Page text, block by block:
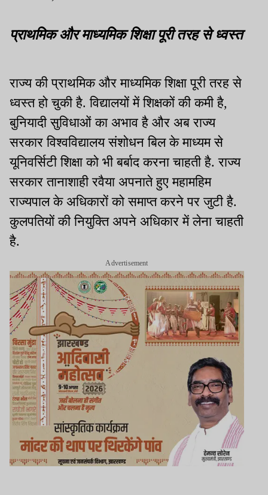
प्राथमिक और माध्यमिक शिक्षा पूरी तरह से ध्वस्त
राज्य की प्राथमिक और माध्यमिक शिक्षा पूरी तरह से
ध्वस्त हो चुकी है. विद्यालयों में शिक्षकों की कमी है,
बुनियादी सुविधाओं का अभाव है और अब राज्य
सरकार विश्वविद्यालय संशोधन बिल के माध्यम से
यूनिवर्सिटी शिक्षा को भी बर्बाद करना चाहती है. राज्य
सरकार तानाशाही रवैया अपनाते हुए महामहिम
राज्यपाल के अधिकारों को समाप्त करने पर जुटी है.
कुलपतियों की नियुक्ति अपने अधिकार में लेना चाहती
है.
Advertisement